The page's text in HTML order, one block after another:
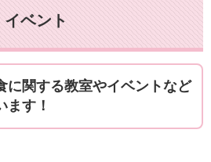
ベント
に関する教室やイベントなど
ます！